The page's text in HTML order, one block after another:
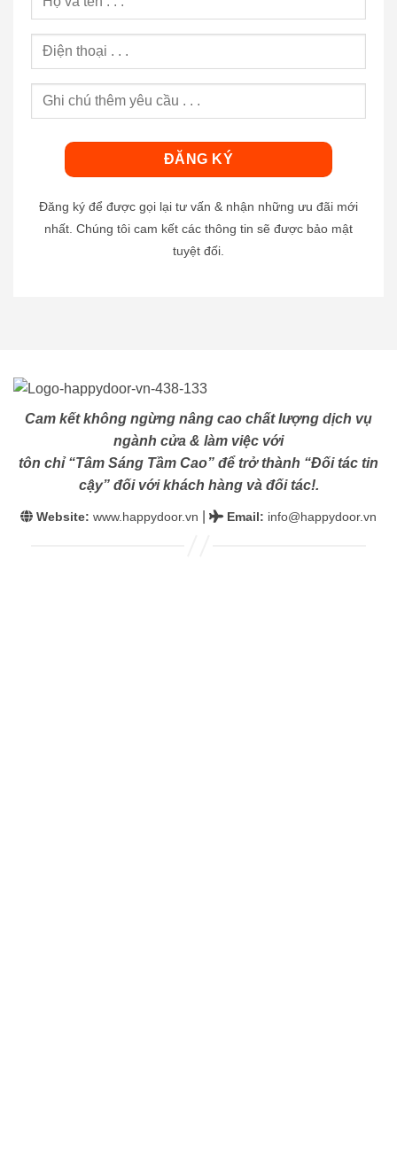
Đăng ký để được gọi lại tư vấn & nhận những ưu đãi mới
nhất. Chúng tôi cam kết các thông tin sẽ được bảo mật
tuyệt đối.
Cam kết không ngừng nâng cao chất lượng dịch vụ
ngành cửa & làm việc với
tôn chỉ “Tâm Sáng Tầm Cao” để trở thành “Đối tác tin
cậy” đối với khách hàng và đối tác!.
Website: www.happydoor.vn Email: info@happydoor.vn